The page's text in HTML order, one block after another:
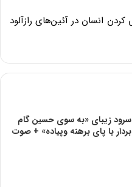
سرود زیبای «به سوی حسین گام
بردار با پای برهنه وپیاده» + صوت